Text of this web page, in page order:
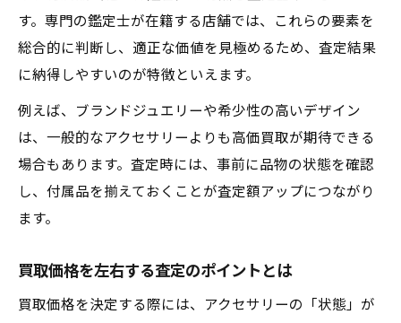
す。専門の鑑定士が在籍する店舗では、これらの要素を
総合的に判断し、適正な価値を見極めるため、査定結果
に納得しやすいのが特徴といえます。
例えば、ブランドジュエリーや希少性の高いデザイン
は、一般的なアクセサリーよりも高価買取が期待できる
場合もあります。査定時には、事前に品物の状態を確認
し、付属品を揃えておくことが査定額アップにつながり
ます。
買取価格を左右する査定のポイントとは
買取価格を決定する際には、アクセサリーの「状態」が